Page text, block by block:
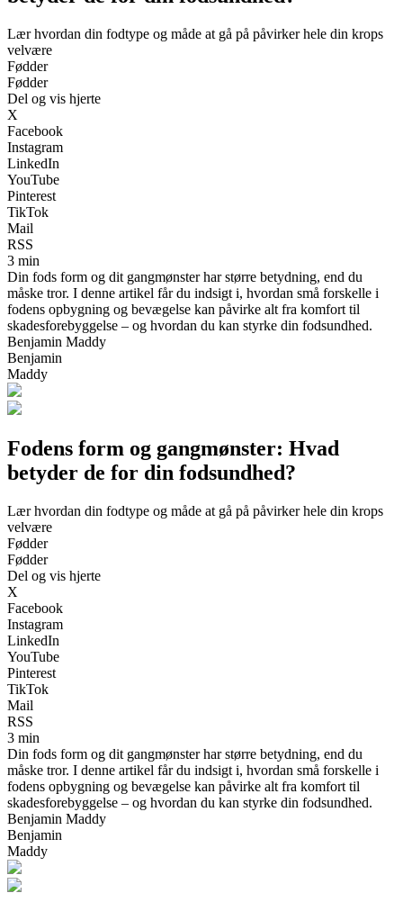
Lær hvordan din fodtype og måde at gå på påvirker hele din krops
velvære
Fødder
Fødder
Del og vis hjerte
X
Facebook
Instagram
LinkedIn
YouTube
Pinterest
TikTok
Mail
RSS
3 min
Din fods form og dit gangmønster har større betydning, end du
måske tror. I denne artikel får du indsigt i, hvordan små forskelle i
fodens opbygning og bevægelse kan påvirke alt fra komfort til
skadesforebyggelse – og hvordan du kan styrke din fodsundhed.
Benjamin Maddy
Benjamin
Maddy
Fodens form og gangmønster: Hvad
betyder de for din fodsundhed?
Lær hvordan din fodtype og måde at gå på påvirker hele din krops
velvære
Fødder
Fødder
Del og vis hjerte
X
Facebook
Instagram
LinkedIn
YouTube
Pinterest
TikTok
Mail
RSS
3 min
Din fods form og dit gangmønster har større betydning, end du
måske tror. I denne artikel får du indsigt i, hvordan små forskelle i
fodens opbygning og bevægelse kan påvirke alt fra komfort til
skadesforebyggelse – og hvordan du kan styrke din fodsundhed.
Benjamin Maddy
Benjamin
Maddy